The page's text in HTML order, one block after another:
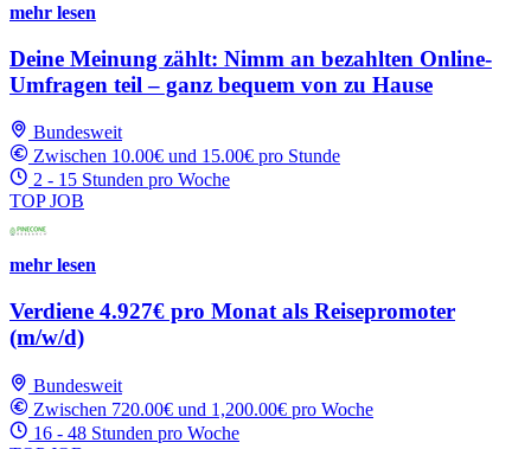
mehr lesen
Deine Meinung zählt: Nimm an bezahlten Online-
Umfragen teil – ganz bequem von zu Hause
Bundesweit
Zwischen 10.00€ und 15.00€ pro Stunde
2 - 15 Stunden pro Woche
TOP JOB
mehr lesen
Verdiene 4.927€ pro Monat als Reisepromoter
(m/w/d)
Bundesweit
Zwischen 720.00€ und 1,200.00€ pro Woche
16 - 48 Stunden pro Woche